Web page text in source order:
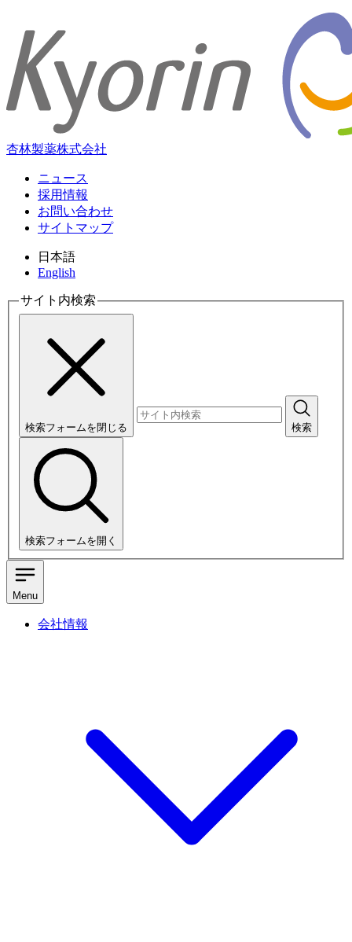
杏林製薬株式会社
ニュース
採用情報
お問い合わせ
サイトマップ
日本語
English
サイト内検索
検索フォームを閉じる 検索
検索フォームを開く
Menu
会社情報